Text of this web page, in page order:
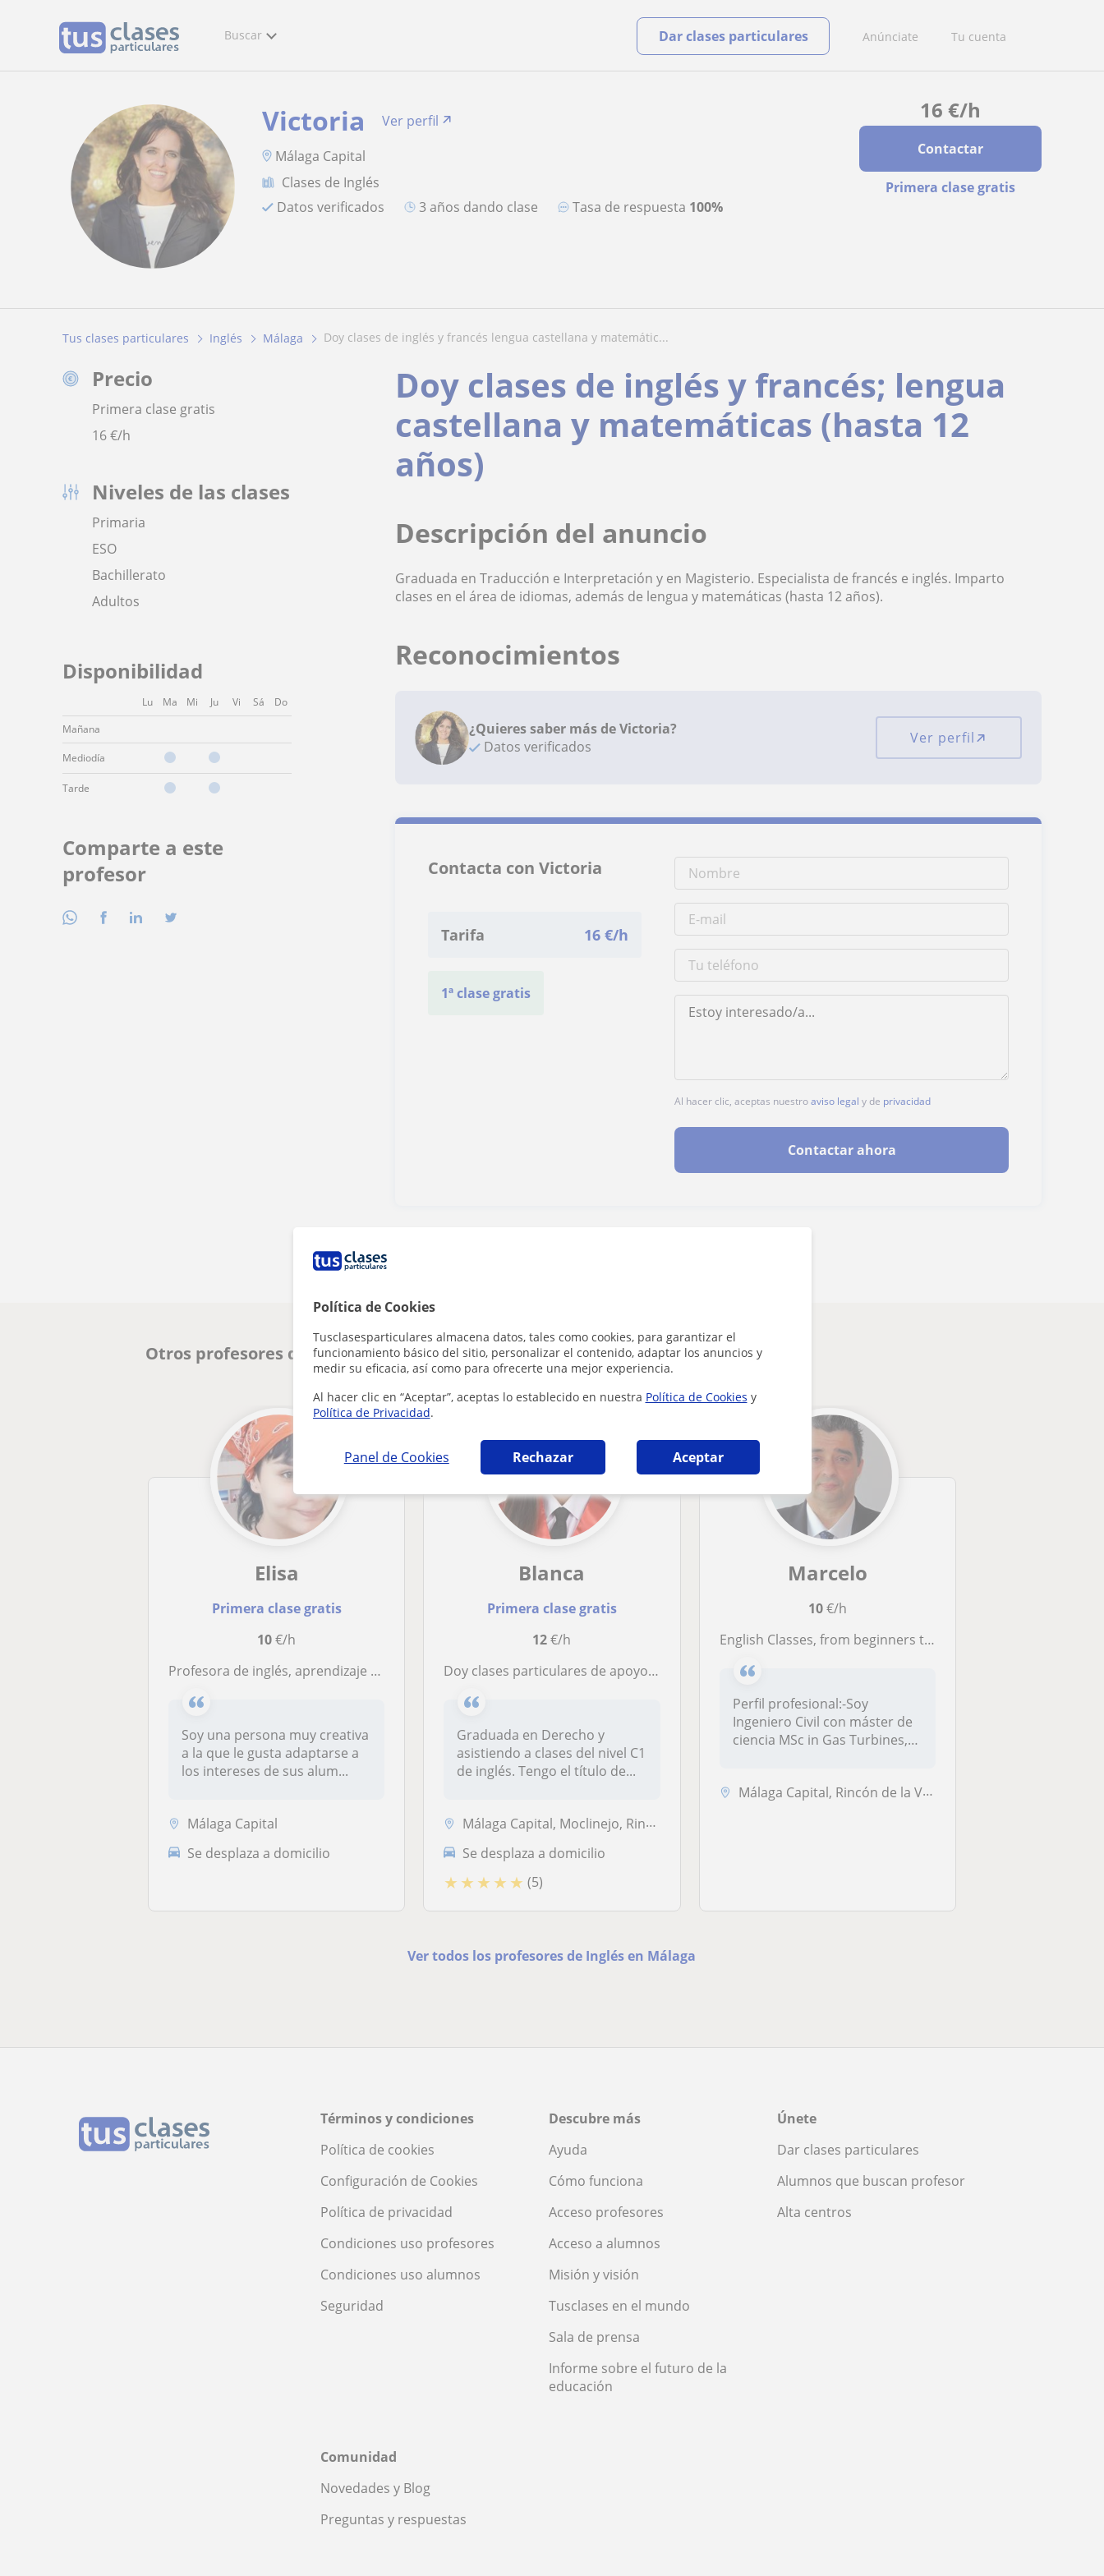
Política de Cookies
Tusclasesparticulares almacena datos, tales como cookies, para garantizar el
funcionamiento básico del sitio, personalizar el contenido, adaptar los anuncios y
medir su eficacia, así como para ofrecerte una mejor experiencia.
Al hacer clic en “Aceptar”, aceptas lo establecido en nuestra Política de Cookies y
Política de Privacidad.
Panel de Cookies Rechazar Aceptar
Buscar Anúnciate Tu cuenta
Dar clases particulares
16 €/h
Contactar
Primera clase gratis
Victoria
Ver perfil
Málaga Capital
Clases de Inglés
Datos verificados
3 años dando clase Tasa de respuesta 100%
Tus clases particulares Inglés Málaga doy clases de inglés y francés lengua castellana y matemátic...
Precio
Primera clase gratis
16€/h
Niveles de las clases
Primaria
ESO
Bachillerato
Adultos
Disponibilidad
Lu Ma Mi Ju Vi Sá
Do
Mañana
Mediodía
Tarde
Comparte a este
profesor
Doy clases de inglés y francés; lengua
castellana y matemáticas (hasta 12
años)
Descripción del anuncio
Graduada en Traducción e Interpretación y en Magisterio. Especialista de francés e inglés. Imparto
clases en el área de idiomas, además de lengua y matemáticas (hasta 12 años).
Reconocimientos
¿Quieres saber más de Victoria?
Datos verificados
Ver perfil
Contacta con Victoria
Tarifa 16 €/h
1ª clase gratis
Al hacer clic, aceptas nuestroaviso legal y de privacidad
Contactar ahora
Otros profesores de Inglés en Málaga que pueden interesarte
Elisa
Primera clase gratis
10€/h
Profesora de inglés, aprendizaje dinámico y divertido! +refuerzo historia y lengua
Soy una persona muy creativa
a la que le gusta adaptarse a
los intereses de sus alum...
Málaga Capital
Se desplaza a domicilio
Blanca
Primera clase gratis
12€/h
Doy clases particulares de apoyo de cualquier materia en Torre de Benagalbón (Rincón de la Victoria)
Graduada en Derecho y
asistiendo a clases del nivel C1
de inglés. Tengo el título de...
Málaga Capital, Moclinejo, Rincón de la Victoria, Totalán
Se desplaza a domicilio
★ ★ ★ ★ ★ (5)
Marcelo
10€/h
English Classes, from beginners to high level and all ages
Perfil profesional:-Soy
Ingeniero Civil con máster de
ciencia MSc in Gas Turbines,
Málaga Capital, Rincón de la Victoria, Torremolinos, Totalán, Alhaurín...
Ver todos los profesores de Inglés en Málaga
Términos y condiciones
Política de cookies
Configuración de Cookies
Política de privacidad
Condiciones uso profesores
Condiciones uso alumnos
Seguridad
Descubre más
Ayuda
Cómo funciona
Acceso profesores
Acceso a alumnos
Misión y visión
Tusclases en el mundo
Sala de prensa
Informe sobre el futuro de la
educación
Únete
Dar clases particulares
Alumnos que buscan profesor
Alta centros
Comunidad
Novedades y Blog
Preguntas y respuestas